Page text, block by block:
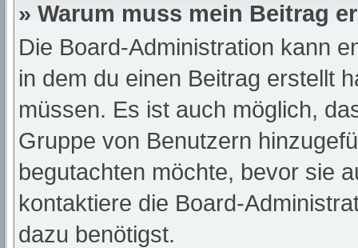
» Warum muss mein Beitrag
Die Board-Administration kann
in dem du einen Beitrag erstellt
müssen. Es ist auch möglich,
Gruppe von Benutzern
begutachten möchte, bevor sie
kontaktiere die Board-
dazu benötigst.